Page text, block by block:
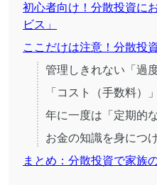
初心者向け！分散投資に
ビス」
ここだけは注意！分散投
管理しきれない「過
「コスト（手数料）
年に一度は「定期的
お金の知識を身につ
まとめ：分散投資で家族